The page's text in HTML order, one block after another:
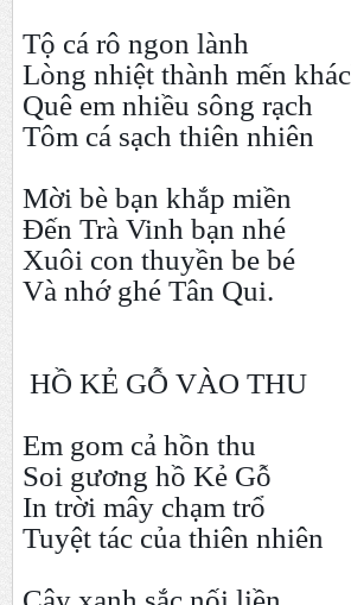
Tộ cá rô ngon lành
Lòng nhiệt thành mến
Quê em nhiều sông rạch
Tôm cá sạch thiên nhiên
Mời bè bạn khắp miền
Đến Trà Vinh bạn nhé
Xuôi con thuyền be bé
Và nhớ ghé Tân Qui.
HỒ KẺ GỖ VÀO THU
Em gom cả hồn thu
Soi gương hồ Kẻ Gỗ
In trời mây chạm trổ
Tuyệt tác của thiên nhiên